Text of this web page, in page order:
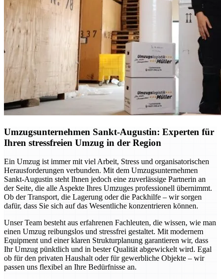
Umzugsunternehmen Sankt-Augustin: Experten für
Ihren stressfreien Umzug in der Region
Ein Umzug ist immer mit viel Arbeit, Stress und organisatorischen
Herausforderungen verbunden. Mit dem Umzugsunternehmen
Sankt-Augustin steht Ihnen jedoch eine zuverlässige Partnerin an
der Seite, die alle Aspekte Ihres Umzuges professionell übernimmt.
Ob der Transport, die Lagerung oder die Packhilfe – wir sorgen
dafür, dass Sie sich auf das Wesentliche konzentrieren können.
Unser Team besteht aus erfahrenen Fachleuten, die wissen, wie man
einen Umzug reibungslos und stressfrei gestaltet. Mit modernem
Equipment und einer klaren Strukturplanung garantieren wir, dass
Ihr Umzug pünktlich und in bester Qualität abgewickelt wird. Egal
ob für den privaten Haushalt oder für gewerbliche Objekte – wir
passen uns flexibel an Ihre Bedürfnisse an.